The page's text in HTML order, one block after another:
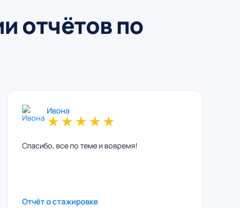
отчётов по
Ивона
★★★★★
Спасибо, все по теме и вовремя!
Отчёт о стажировке